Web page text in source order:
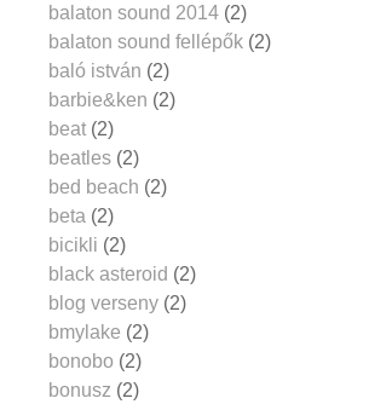
balaton sound 2014 (2)
balaton sound fellépők (2)
baló istván (2)
barbie&ken (2)
beat (2)
beatles (2)
bed beach (2)
beta (2)
bicikli (2)
black asteroid (2)
blog verseny (2)
bmylake (2)
bonobo (2)
bonusz (2)